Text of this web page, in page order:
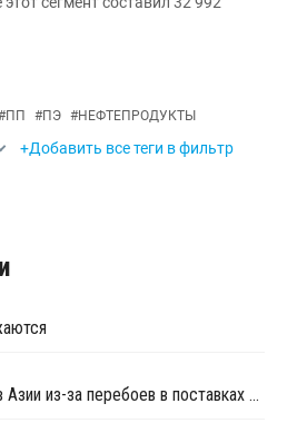
ПП #ПЭ #НЕФТЕПРОДУКТЫ
+Добавить все теги в фильтр
Цены на этилен выросли в Азии из-за перебоев в поставках и повышения цен на энергоносители